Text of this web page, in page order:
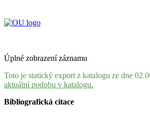
Úplné zobrazení záznamu
Toto je statický export z katalogu ze dne
aktuální podobu v katalogu.
Bibliografická citace